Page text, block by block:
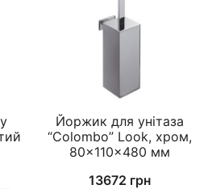
Йоржик для унітаза
“Colombo” Look, хром,
80×110×480 мм
13672 грн